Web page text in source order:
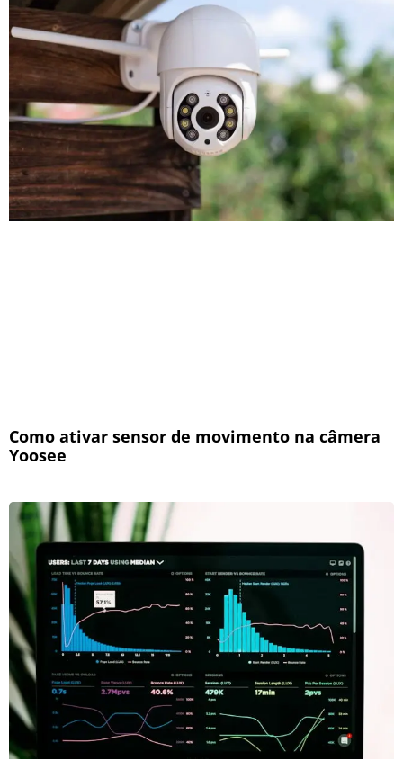
Como ativar sensor de movimento na câmera
Yoosee